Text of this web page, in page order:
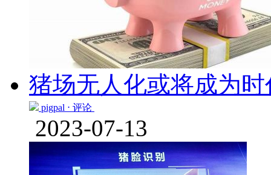
猪场无人化或将成为
pigpal ⋅ 评论
2023-07-13